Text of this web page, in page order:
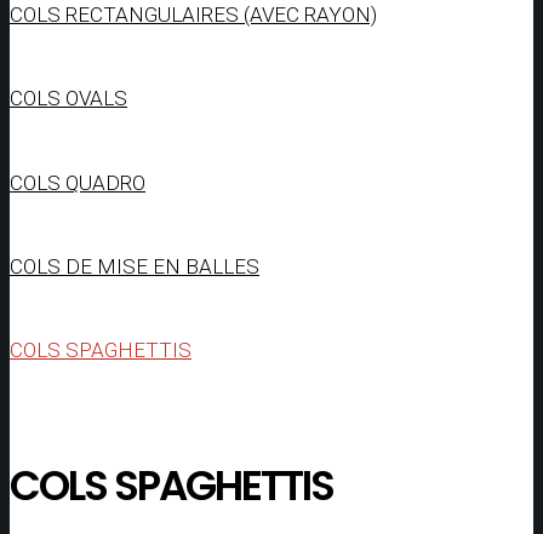
COLS RECTANGULAIRES (AVEC RAYON)
COLS OVALS
COLS QUADRO
COLS DE MISE EN BALLES
COLS SPAGHETTIS
COLS SPAGHETTIS